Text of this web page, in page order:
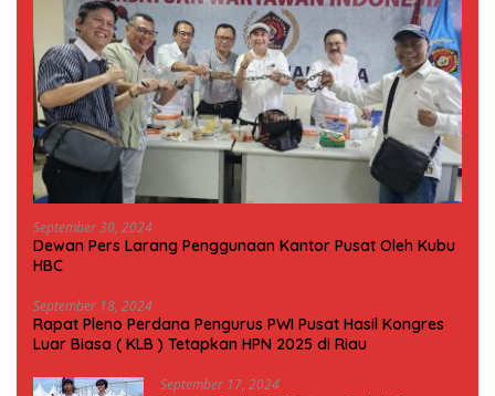
September 30, 2024
Dewan Pers Larang Penggunaan Kantor Pusat Oleh Kubu
HBC
September 18, 2024
Rapat Pleno Perdana Pengurus PWI Pusat Hasil Kongres
Luar Biasa ( KLB ) Tetapkan HPN 2025 di Riau
September 17, 2024